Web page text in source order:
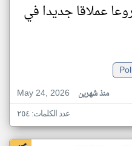
عملاقا جديدا في
May 24, 2026
منذ شهرين
عدد الكلمات: ٢٥٤